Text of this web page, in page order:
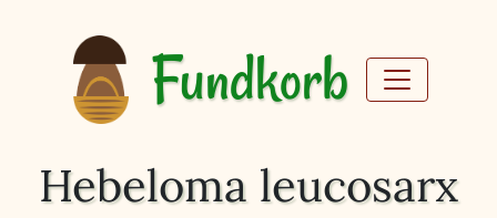
Fundkorb
Hebeloma leucosarx